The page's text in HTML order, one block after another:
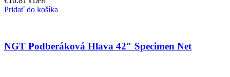
Pridať do košíka
NGT Podberáková Hlava 42″ Specimen Net